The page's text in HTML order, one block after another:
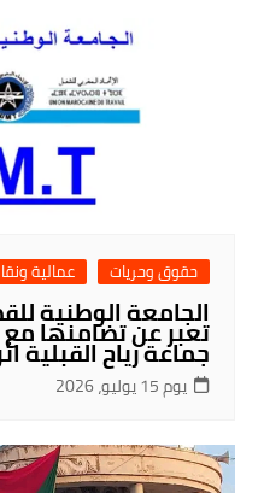
حقوق وحريات عمالية
الجامعة الوطنية
تعبر عن تضامنها
جماعة رياح القبلية
يوم 15 يوليو، 2026